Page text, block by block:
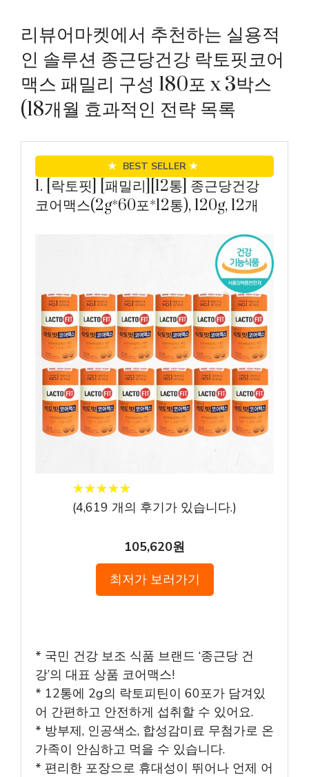
리뷰어마켓에서 추천하는 실용적
인 솔루션 종근당건강 락토핏코어
맥스 패밀리 구성 180포 x 3박스
(18개월 효과적인 전략 목록
★ BEST SELLER ★
1. [락토핏] [패밀리][12통] 종근당건강
코어맥스(2g*60포*12통), 120g, 12개
★★★★★
★★★★★
(4,619 개의 후기가 있습니다.)
105,620원
최저가 보러가기
* 국민 건강 보조 식품 브랜드 ‘종근당 건
강’의 대표 상품 코어맥스!
* 12통에 2g의 락토피틴이 60포가 담겨있
어 간편하고 안전하게 섭취할 수 있어요.
* 방부제, 인공색소, 합성감미료 무첨가로 온
가족이 안심하고 먹을 수 있습니다.
* 편리한 포장으로 휴대성이 뛰어나 언제 어